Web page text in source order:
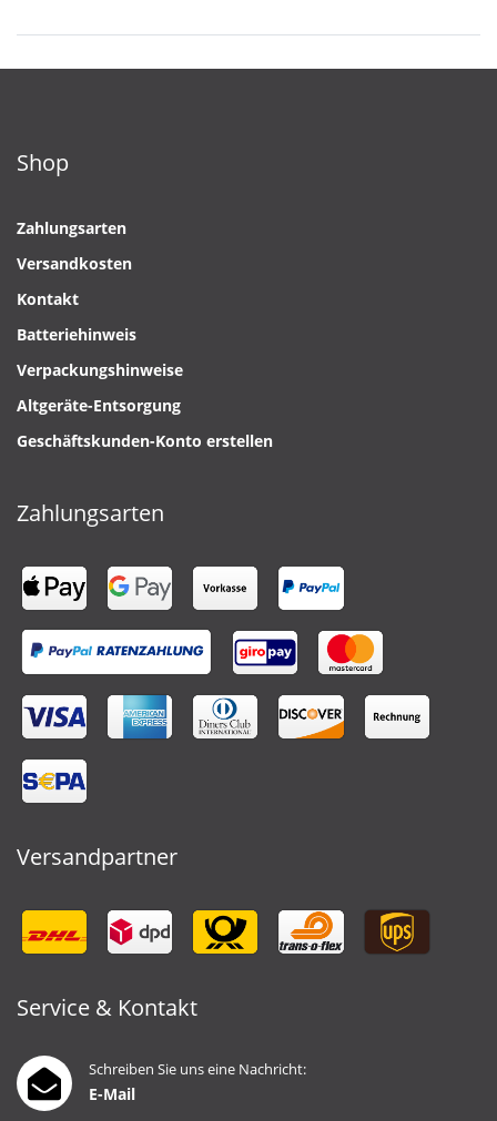
Shop
Zahlungsarten
Versandkosten
Kontakt
Batteriehinweis
Verpackungshinweise
Altgeräte-Entsorgung
Geschäftskunden-Konto erstellen
Zahlungsarten
Versandpartner
Service & Kontakt
Schreiben Sie uns eine Nachricht:
E-Mail